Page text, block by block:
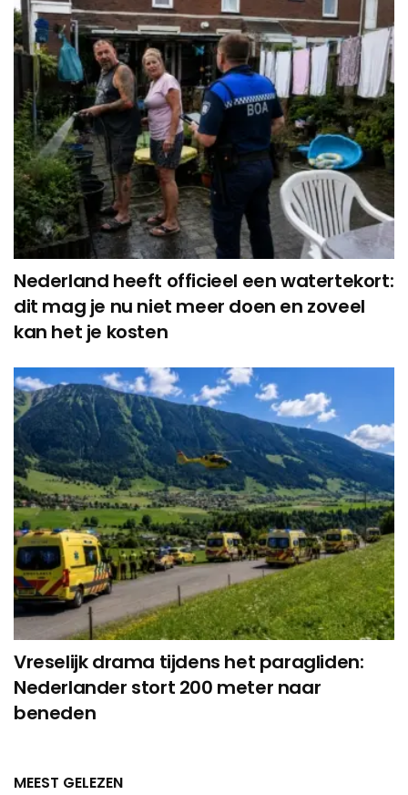
Nederland heeft officieel een watertekort:
dit mag je nu niet meer doen en zoveel
kan het je kosten
Vreselijk drama tijdens het paragliden:
Nederlander stort 200 meter naar
beneden
MEEST GELEZEN